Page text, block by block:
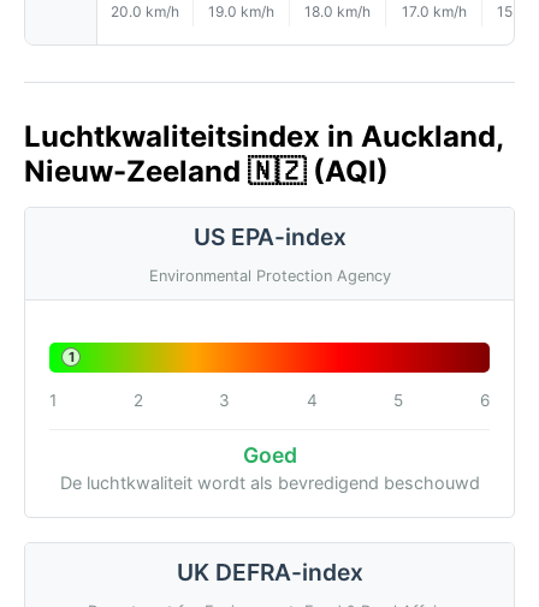
20.0 km/h 19.0 km/h 18.0 km/h 17.0 km/h 15.0
Luchtkwaliteitsindex in Auckland,
Nieuw-Zeeland 🇳🇿 (AQI)
US EPA-index
Environmental Protection Agency
1
1 2 3 4 5 6
Goed
De luchtkwaliteit wordt als bevredigend beschouwd
UK DEFRA-index